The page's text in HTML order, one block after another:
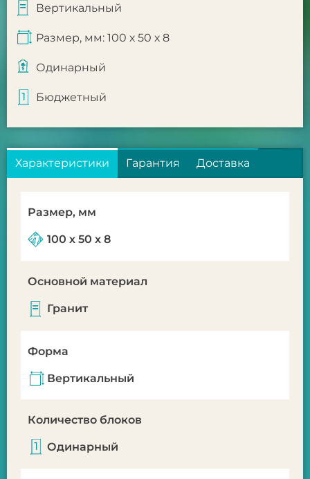
Вертикальный
Размер, мм: 100 х 50 х 8
Одинарный
Бюджетный
Характеристики Гарантия Доставка
Размер, мм
100 х 50 х 8
Основной материал
Гранит
Форма
Вертикальный
Количество блоков
Одинарный